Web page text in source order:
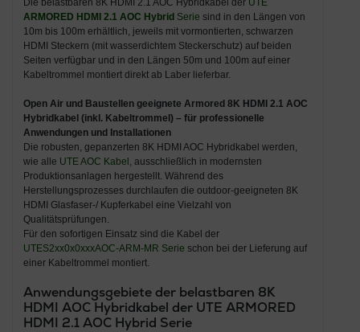
Die belastbaren 8K HDMI 2.1 AOC Hybridkabel der UTE
ARMORED HDMI 2.1 AOC Hybrid Serie sind in den Längen von
10m bis 100m erhältlich, jeweils mit vormontierten, schwarzen
HDMI Steckern (mit wasserdichtem Steckerschutz) auf beiden
Seiten verfügbar und in den Längen 50m und 100m auf einer
Kabeltrommel montiert direkt ab Laber lieferbar.
Open Air und Baustellen geeignete Armored 8K HDMI 2.1 AOC
Hybridkabel (inkl. Kabeltrommel) – für professionelle
Anwendungen und Installationen
Die robusten, gepanzerten 8K HDMI AOC Hybridkabel werden,
wie alle UTE AOC Kabel , ausschließlich in modernsten
Produktionsanlagen hergestellt. Während des
Herstellungsprozesses durchlaufen die outdoor-geeigneten 8K
HDMI Glasfaser-/ Kupferkabel eine Vielzahl von
Qualitätsprüfungen.
Für den sofortigen Einsatz sind die Kabel der
UTES2xx0x0xxxAOC-ARM-MR Serie schon bei der Lieferung auf
einer Kabeltrommel montiert.
Anwendungsgebiete der belastbaren 8K
HDMI AOC Hybridkabel der UTE ARMORED
HDMI 2.1 AOC Hybrid Serie